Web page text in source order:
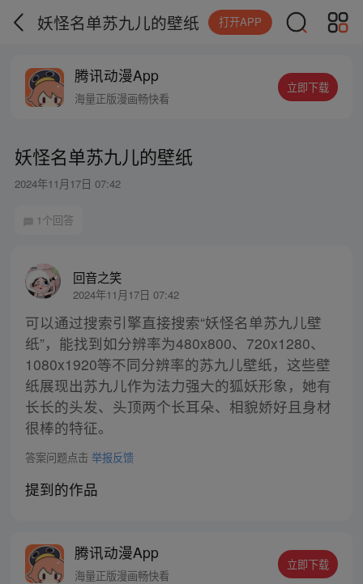
妖怪名单苏九儿的壁纸 打开APP
腾讯动漫App
海量正版漫画畅快看
立即下载
妖怪名单苏九儿的壁纸
2024年11月17日 07:42
1个回答
回音之笑
2024年11月17日 07:42
可以通过搜索引擎直接搜索“妖怪名单苏九儿壁
纸”，能找到如分辨率为480x800、720x1280、
1080x1920等不同分辨率的苏九儿壁纸，这些壁
纸展现出苏九儿作为法力强大的狐妖形象，她有
长长的头发、头顶两个长耳朵、相貌娇好且身材
很棒的特征。
答案问题点击 举报反馈
提到的作品
腾讯动漫App
海量正版漫画畅快看
立即下载